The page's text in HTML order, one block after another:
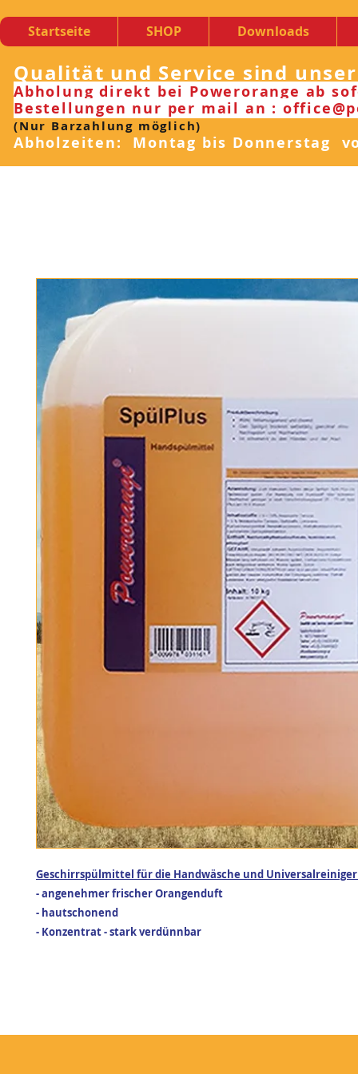
Startseite SHOP Downloads
Qualität und Service sind
Abholung direkt bei Powerorange ab
Bestellungen nur per mail an :
(Nur Barzahlung möglich)
Abholzeiten: Montag bis Donnerstag
Geschirrspülmittel für die Handwäsche und
- angenehmer frischer Orangenduft
- hautschonend
- Konzentrat - stark verdünnbar